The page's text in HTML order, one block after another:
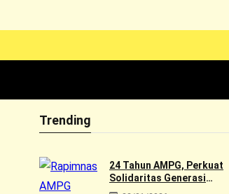
Trending
24 Tahun AMPG, Perkuat
Solidaritas Generasi
Muda Golkar Lewat